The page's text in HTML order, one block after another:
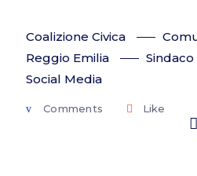
Coalizione Civica
Reggio Emilia
Sindaco
Social Media
Comments Like